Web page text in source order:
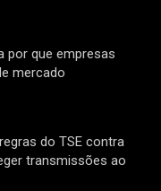
por que empresas
mercado
do TSE contra
transmissões ao